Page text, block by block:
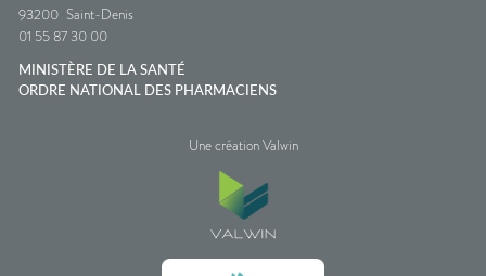
93200 Saint-Denis
01 55 87 30 00
MINISTÈRE DE LA SANTÉ
ORDRE NATIONAL DES PHARMACIENS
Une création Valwin